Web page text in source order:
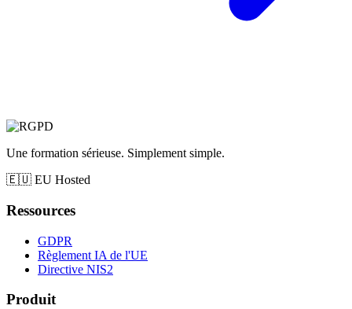
Une formation sérieuse. Simplement simple.
🇪🇺 EU Hosted
Ressources
GDPR
Règlement IA de l'UE
Directive NIS2
Produit